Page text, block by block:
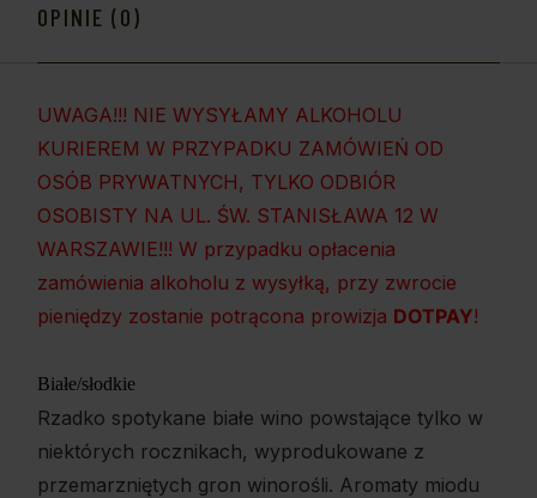
OPINIE (0)
UWAGA!!! NIE WYSYŁAMY ALKOHOLU
KURIEREM W PRZYPADKU ZAMÓWIEŃ OD
OSÓB PRYWATNYCH, TYLKO ODBIÓR
OSOBISTY NA UL. ŚW. STANISŁAWA 12 W
WARSZAWIE!!! W przypadku opłacenia
zamówienia alkoholu z wysyłką, przy zwrocie
pieniędzy zostanie potrącona prowizja DOTPAY!
Białe/słodkie
Rzadko spotykane białe wino powstające tylko w
niektórych rocznikach, wyprodukowane z
przemarzniętych gron winorośli. Aromaty miodu